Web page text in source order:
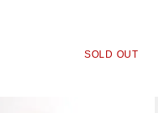
SOLD OUT